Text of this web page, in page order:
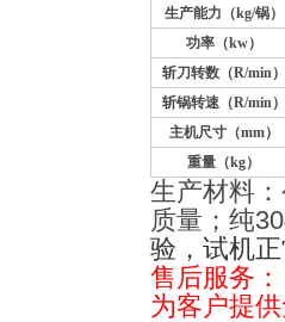
生产能力（kg/锅）
功率（kw）
斩刀转数（R/min）
斩锅转速（R/min）
主机尺寸（mm）
重量（kg）
生产材料
质量；纯
验，试机
售后服务：
为客户提